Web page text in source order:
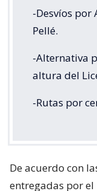
-Desvíos por
Pellé.
-Alternativa
altura del
-Rutas por
De acuerdo con
entregadas por